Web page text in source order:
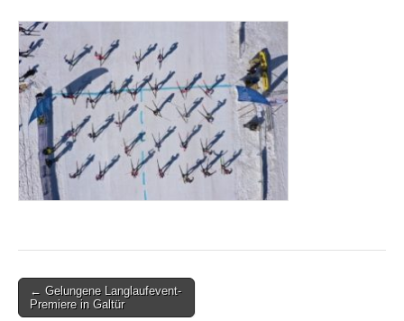
Post
navigation
← Gelungene Langlaufevent-
Premiere in Galtür